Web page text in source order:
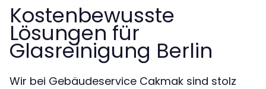
Kostenbewusste
Lösungen für
Glasreinigung Berlin
Wir bei Gebäudeservice Cakmak sind stolz